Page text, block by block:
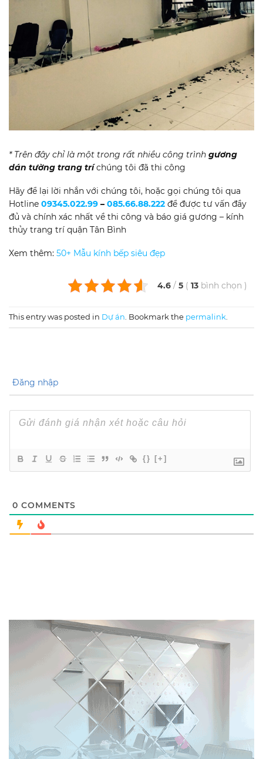
* Trên đây chỉ là một trong rất nhiều công trình gương
dán tường trang tríchúng tôi đã thi công
Hãy để lại lời nhắn với chúng tôi, hoặc gọi chúng tôi qua
Hotline 09345.022.99 – 085.66.88.222 để được tư vấn đầy
đủ và chính xác nhất về thi công và báo giá gương – kính
thủy trang trí quận Tân Bình
Xem thêm: 50+ Mẫu kính bếp siêu đẹp
4.6 / 5 ( 13 bình chọn )
This entry was posted in Dự án . Bookmark the permalink
Đăng nhập
{} [+]
0 COMMENTS